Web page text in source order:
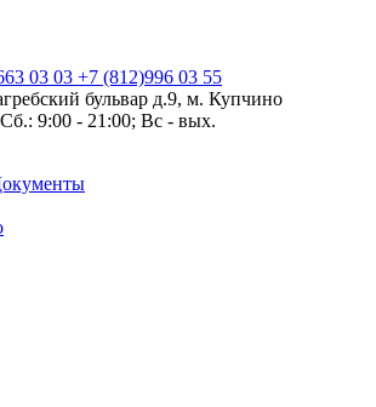
03 03 +7 (812)996 03 55
бульвар д.9, м. Купчино
9:00 - 21:00; Вс - вых.